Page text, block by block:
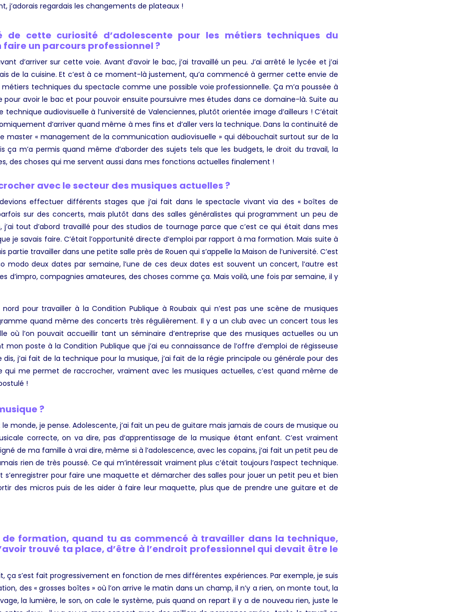
j’adorais regardais les changements de plateaux !
de cette curiosité d’adolescente pour les métiers techniques du
faire un parcours professionnel ?
d’arriver sur cette voie. Avant d’avoir le bac, j’ai travaillé un peu. J’ai arrêté le lycée et j’ai
de la cuisine. Et c’est à ce moment-là justement, qu’a commencé à germer cette envie de
techniques du spectacle comme une possible voie professionnelle. Ça m’a poussée à
pour avoir le bac et pour pouvoir ensuite poursuivre mes études dans ce domaine-là. Suite au
audiovisuelle à l’université de Valenciennes, plutôt orientée image d’ailleurs ! C’était
d’arriver quand même à mes fins et d’aller vers la technique. Dans la continuité de
master « management de la communication audiovisuelle » qui débouchait surtout sur de la
ça m’a permis quand même d’aborder des sujets tels que les budgets, le droit du travail, la
des choses qui me servent aussi dans mes fonctions actuelles finalement !
avec le secteur des musiques actuelles ?
effectuer différents stages que j’ai fait dans le spectacle vivant via des « boîtes de
sur des concerts, mais plutôt dans des salles généralistes qui programment un peu de
tout d’abord travaillé pour des studios de tournage parce que c’est ce qui était dans mes
je savais faire. C’était l’opportunité directe d’emploi par rapport à ma formation. Mais suite à
partie travailler dans une petite salle près de Rouen qui s’appelle la Maison de l’université. C’est
modo deux dates par semaine, l’une de ces deux dates est souvent un concert, l’autre est
d’impro, compagnies amateures, des choses comme ça. Mais voilà, une fois par semaine, il y
pour travailler à la Condition Publique à Roubaix qui n’est pas une scène de musiques
quand même des concerts très régulièrement. Il y a un club avec un concert tous les
où l’on pouvait accueillir tant un séminaire d’entreprise que des musiques actuelles ou un
mon poste à la Condition Publique que j’ai eu connaissance de l’offre d’emploi de régisseuse
dis, j’ai fait de la technique pour la musique, j’ai fait de la régie principale ou générale pour des
qui me permet de raccrocher, vraiment avec les musiques actuelles, c’est quand même de
!
?
monde, je pense. Adolescente, j’ai fait un peu de guitare mais jamais de cours de musique ou
correcte, on va dire, pas d’apprentissage de la musique étant enfant. C’est vraiment
de ma famille à vrai dire, même si à l’adolescence, avec les copains, j’ai fait un petit peu de
rien de très poussé. Ce qui m’intéressait vraiment plus c’était toujours l’aspect technique.
s’enregistrer pour faire une maquette et démarcher des salles pour jouer un petit peu et bien
des micros puis de les aider à faire leur maquette, plus que de prendre une guitare et de
formation, quand tu as commencé à travailler dans la technique,
trouvé ta place, d’être à l’endroit professionnel qui devait être le
ça s’est fait progressivement en fonction de mes différentes expériences. Par exemple, je suis
des « grosses boîtes » où l’on arrive le matin dans un champ, il n’y a rien, on monte tout, la
la lumière, le son, on cale le système, puis quand on repart il y a de nouveau rien, juste le